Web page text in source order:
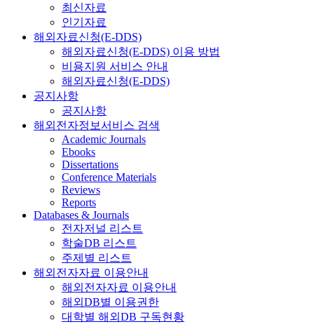
최신자료
인기자료
해외자료신청(E-DDS)
해외자료신청(E-DDS) 이용 방법
비용지원 서비스 안내
해외자료신청(E-DDS)
공지사항
공지사항
해외전자정보서비스 검색
Academic Journals
Ebooks
Dissertations
Conference Materials
Reviews
Reports
Databases & Journals
전자저널 리스트
학술DB 리스트
주제별 리스트
해외전자자료 이용안내
해외전자자료 이용안내
해외DB별 이용권한
대학별 해외DB 구독현황